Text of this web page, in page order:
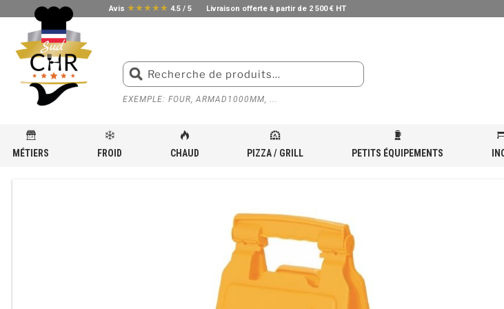
Avis star_ratestar_ratestar_ratestar_ratestar_rate 4.5 / 5 Livraison offerte à partir de 2 500 € HT
EXEMPLE: FOUR, ARMAD1000MM, ...
MÉTIERS FROID CHAUD PIZZA / GRILL PETITS ÉQUIPEMENTS
ACCUEIL »BOUTIQUE MATÉRIEL POUR LAVERIE PROFESSIONNELLE HYGIÈNE ET ENTRETIEN PANNEAU DE SÉCURITÉ MULTILINGUE